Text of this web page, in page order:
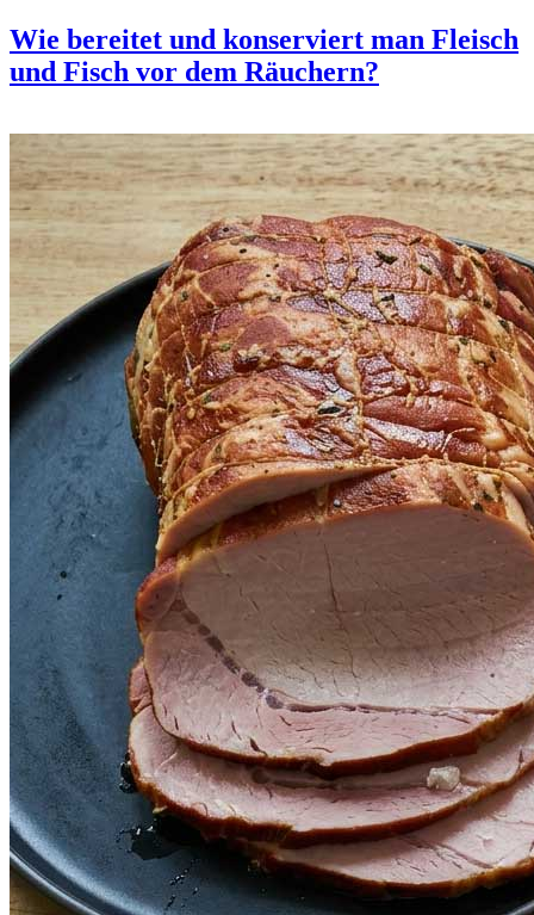
Wie bereitet und konserviert man Fleisch
und Fisch vor dem Räuchern?